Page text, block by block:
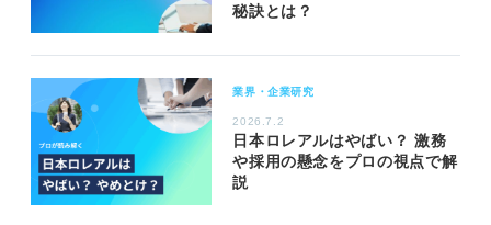
秘訣とは？
業界・企業研究
2026.7.2
日本ロレアルはやばい？ 激務
や採用の懸念をプロの視点で解
説